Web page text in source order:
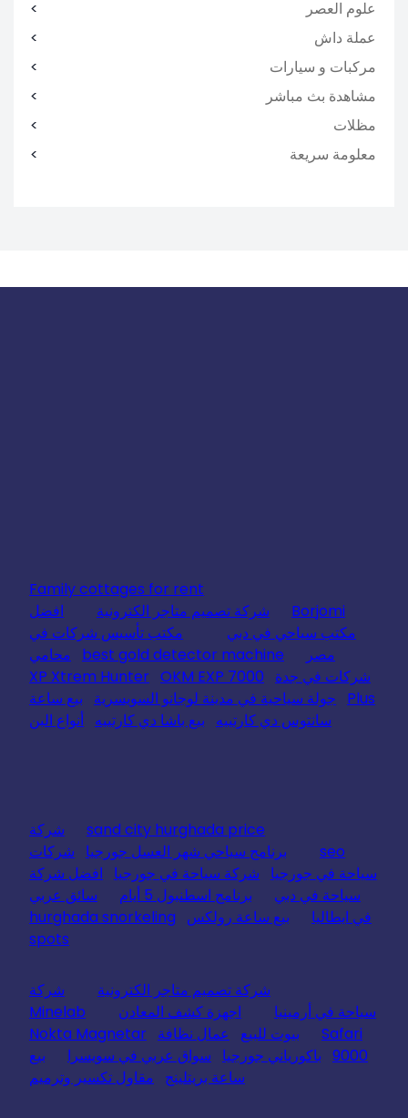
علوم العصر
عملة داش
مركبات و سيارات
مشاهدة بث مباشر
مظلات
معلومة سريعة
Family cottages for rent
Borjomi
شركة تصميم متاجر الكترونية
افضل
مكتب سياحي في دبي
مكتب تأسيس شركات في
مصر
best gold detector machine
محامي
شركات في جدة
XP Xtrem Hunter OKM EXP 7000
Plus
جولة سياحية في مدينة لوجانو السويسرية
بيع ساعة
سانتوس دي كارتييه
بيع باشا دي كارتييه أنواع البن
sand city hurghada price
شركة
seo
برنامج سياحي شهر العسل جورجيا
شركات
سياحة في جورجيا
شركة سياحة في جورجيا
افضل شركة
سياحة في دبي
برنامج اسطنبول 5 أيام
سائق عربي
في ايطاليا
بيع ساعة رولكس
hurghada snorkeling
spots
شركة تصميم متاجر الكترونية
شركة
سياحة في أرمينيا
اجهزة كشف المعادن
Minelab
Safari
بيوت للبيع عمال نظافة Nokta Magnetar
9000 باكورياني جورجيا سواق عربي في سويسرا
بيع
ساعة بريتلينج
مقاول تكسير وترميم